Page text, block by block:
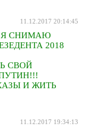
11.12.2017 20:14:45
Я СНИМАЮ
2018
СВОЙ
И ЖИТЬ
11.12.2017 19:34:13